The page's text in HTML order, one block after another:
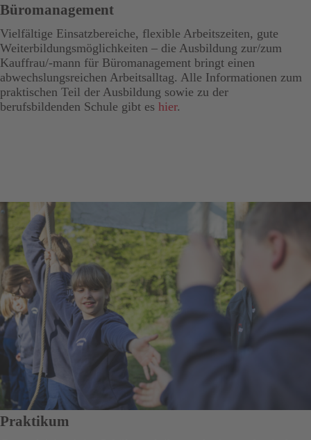
Büromanagement
Vielfältige Einsatzbereiche, flexible Arbeitszeiten, gute
Weiterbildungsmöglichkeiten – die Ausbildung zur/zum
Kauffrau/-mann für Büromanagement bringt einen
abwechslungsreichen Arbeitsalltag. Alle Informationen zum
praktischen Teil der Ausbildung sowie zu der
berufsbildenden Schule gibt es hier.
Praktikum